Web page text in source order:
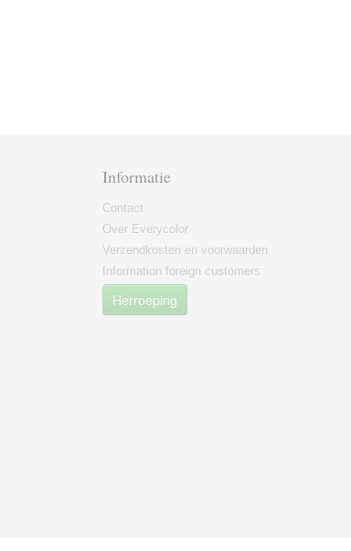
Informatie
Contact
Over Everycolor
Verzendkosten en voorwaarden
Information foreign customers
Herroeping